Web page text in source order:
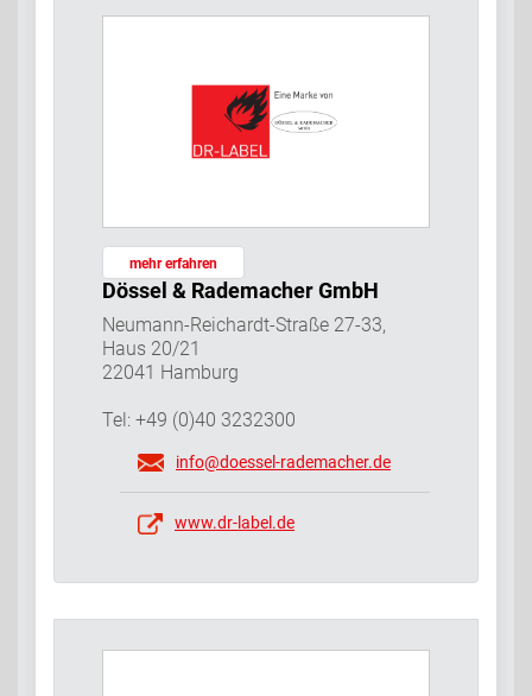
mehr erfahren
Dössel & Rademacher GmbH
Neumann-Reichardt-Straße 27-33,
Haus 20/21
22041 Hamburg
Tel: +49 (0)40 3232300
info@doessel-rademacher.de
www.dr-label.de